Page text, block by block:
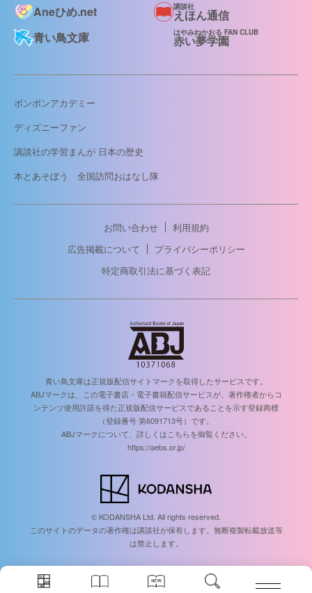
Aneひめ.net
講談社
えほん通信
青い鳥文庫
はやみねかおる FAN CLUB
赤い夢学園
ボンボンアカデミー
ディズニーファン
講談社の学習まんが 日本の歴史
本とあそぼう 全国訪問おはなし隊
お問い合わせ
利用規約
広告掲載について
プライバシーポリシー
特定商取引法に基づく表記
青い鳥文庫は正規版配信サイトマークを取得したサービスです。
ABJマークは、この電子書店・電子書籍配信サービスが、著作権者からコ
ンテンツ使用許諾を得た正規版配信サービスであることを示す登録商標
（登録番号 第6091713号）です。
ABJマークについて、詳しくはこちらを御覧ください。
https://aebs.or.jp/
© KODANSHA Ltd. All rights reserved.
このサイトのデータの著作権は講談社が保有します。無断複製転載放送等
は禁止します。